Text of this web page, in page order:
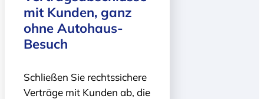
mit Kunden, ganz
ohne Autohaus-
Besuch
Schließen Sie rechtssichere
Verträge mit Kunden ab, die